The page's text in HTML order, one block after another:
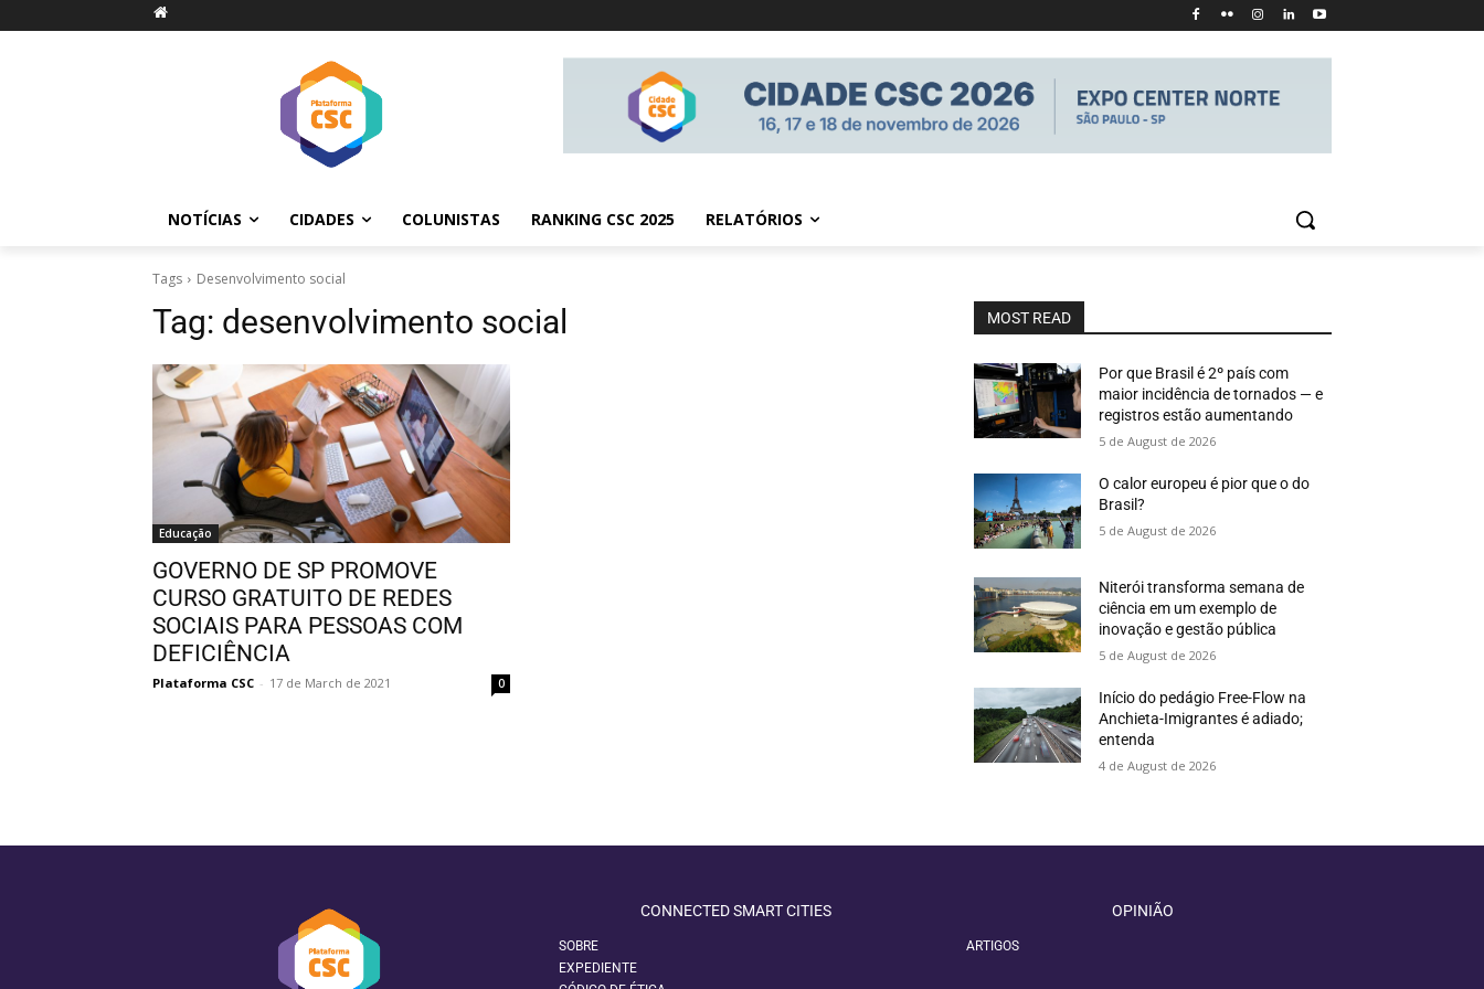
NOTÍCIAS CIDADES COLUNISTAS RANKING CSC 2025 RELATÓRIOS
Tags Desenvolvimento social
Tag: desenvolvimento social
Educação
GOVERNO DE SP PROMOVE
CURSO GRATUITO DE REDES
SOCIAIS PARA PESSOAS COM
DEFICIÊNCIA
Plataforma CSC - 17 de March de 2021 0
MOST READ
Por que Brasil é 2º país com
maior incidência de tornados — e
registros estão aumentando
5 de August de 2026
O calor europeu é pior que o do
Brasil?
5 de August de 2026
Niterói transforma semana de
ciência em um exemplo de
inovação e gestão pública
5 de August de 2026
Início do pedágio Free-Flow na
Anchieta-Imigrantes é adiado;
entenda
4 de August de 2026
CONNECTED SMART CITIES
SOBRE
EXPEDIENTE
OPINIÃO
ARTIGOS